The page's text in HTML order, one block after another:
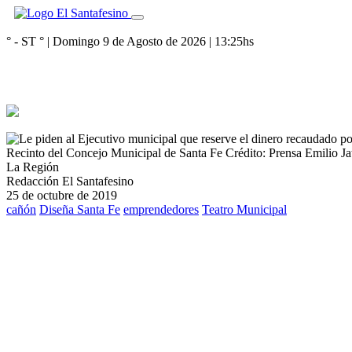
° - ST ° | Domingo 9 de Agosto de 2026 | 13:25hs
Recinto del Concejo Municipal de Santa Fe Crédito: Prensa Emilio
La Región
Redacción El Santafesino
25 de octubre de 2019
cañón Diseña Santa Fe emprendedores Teatro Municipal